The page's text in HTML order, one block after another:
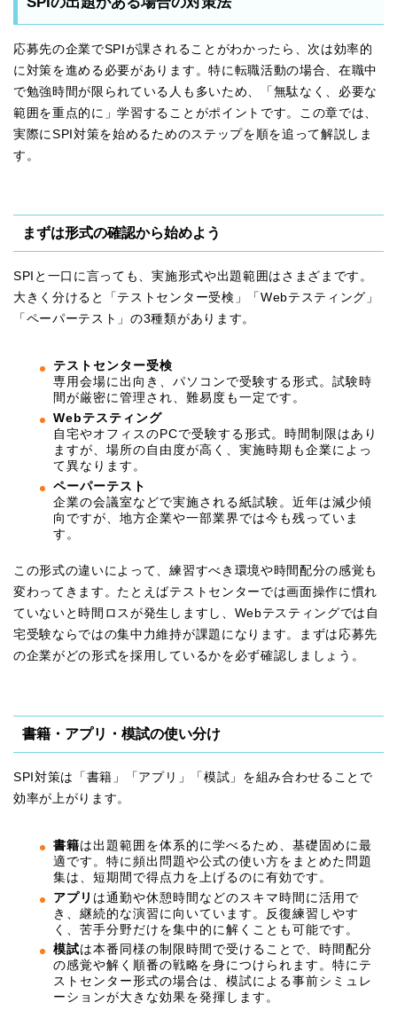
応募先の企業でSPIが課されることがわかったら、次は効率的
に対策を進める必要があります。特に転職活動の場合、在職中
で勉強時間が限られている人も多いため、「無駄なく、必要な
範囲を重点的に」学習することがポイントです。この章では、
実際にSPI対策を始めるためのステップを順を追って解説しま
す。
まずは形式の確認から始めよう
SPIと一口に言っても、実施形式や出題範囲はさまざまです。
大きく分けると「テストセンター受検」「Webテスティング」
「ペーパーテスト」の3種類があります。
テストセンター受検
専用会場に出向き、パソコンで受験する形式。試験時
間が厳密に管理され、難易度も一定です。
Webテスティング
自宅やオフィスのPCで受験する形式。時間制限はあり
ますが、場所の自由度が高く、実施時期も企業によっ
て異なります。
ペーパーテスト
企業の会議室などで実施される紙試験。近年は減少傾
向ですが、地方企業や一部業界では今も残っていま
す。
この形式の違いによって、練習すべき環境や時間配分の感覚も
変わってきます。たとえばテストセンターでは画面操作に慣れ
ていないと時間ロスが発生しますし、Webテスティングでは自
宅受験ならではの集中力維持が課題になります。まずは応募先
の企業がどの形式を採用しているかを必ず確認しましょう。
書籍・アプリ・模試の使い分け
SPI対策は「書籍」「アプリ」「模試」を組み合わせることで
効率が上がります。
書籍は出題範囲を体系的に学べるため、基礎固めに最
適です。特に頻出問題や公式の使い方をまとめた問題
集は、短期間で得点力を上げるのに有効です。
アプリ は通勤や休憩時間などのスキマ時間に活用で
き、継続的な演習に向いています。反復練習しやす
く、苦手分野だけを集中的に解くことも可能です。
模試は本番同様の制限時間で受けることで、時間配分
の感覚や解く順番の戦略を身につけられます。特にテ
ストセンター形式の場合は、模試による事前シミュレ
ーションが大きな効果を発揮します。